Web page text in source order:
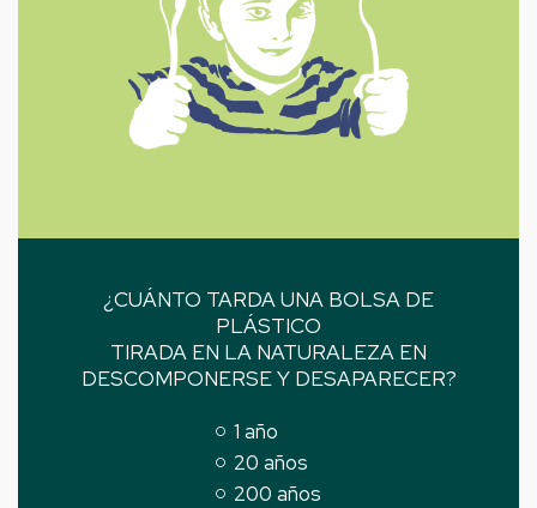
¿CUÁNTO TARDA UNA BOLSA DE
PLÁSTICO
TIRADA EN LA NATURALEZA EN
DESCOMPONERSE Y DESAPARECER?
1 año
20 años
200 años